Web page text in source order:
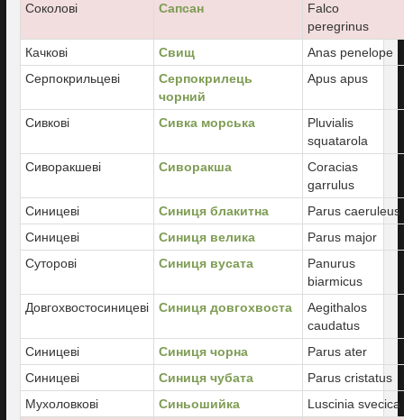
Соколові
Сапсан
Falco
peregrinus
Качкові
Свищ
Anas penelope
Серпокрильцеві
Серпокрилець
чорний
Apus apus
Сивкові Сивка морська
Pluvialis
squatarola
Сиворакшеві
Сиворакша
Coracias
garrulus
Синицеві
Синиця блакитна
Parus caeruleus
Синицеві
Синиця велика
Parus major
Суторові
Синиця вусата
Panurus
biarmicus
Довгохвостосиницеві
Синиця довгохвоста
Aegithalos
caudatus
Синицеві
Синиця чорна
Parus ater
Синицеві
Синиця чубата
Parus cristatus
Мухоловкові
Синьошийка
Luscinia svecica